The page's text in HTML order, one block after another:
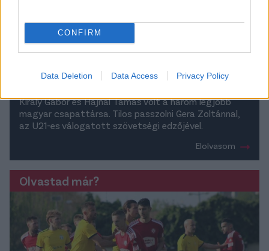
CONFIRM
Data Deletion Data Access Privacy Policy
pályafutása alakulásában. Nem tartja szerencsésnek,
hogy a hazai klubvezetők egyre türelmetlenebbek és a
koncepció hiánya miatt gyakran váltogatják az
szemléletváltozás, akkor maximum a meg nem értett
Király Gábor és Hajnal Tamás volt a három legjobb
magyar csapattársa. Tilos passzolni Gera Zoltánnal,
az U21-es válogatott szövetségi edzőjével.
Elolvasom
Olvastad már?